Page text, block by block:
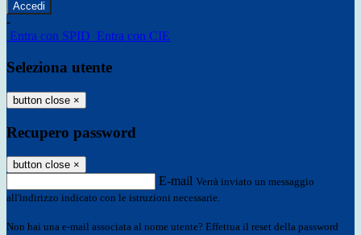
-
Entra con SPID Entra con CIE
Seleziona utente
button close ×
Recupero password
button close ×
E-mail Verrà inviato un messaggio
all'indirizzo indicato con le istruzioni necessarie.
Non hai una e-mail associata al nome utente? Effettua il reset della password